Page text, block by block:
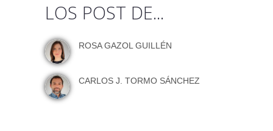
LOS POST DE...
ROSA GAZOL GUILLÉN
CARLOS J. TORMO SÁNCHEZ